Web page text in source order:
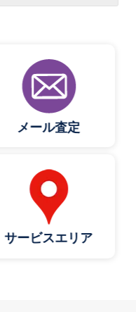
メール査定
サービスエリア